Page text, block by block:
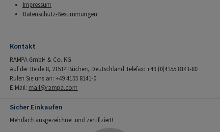
Impressum
Datenschutz-Bestimmungen
Kontakt
RAMPA GmbH & Co. KG
Auf der Heide 8, 21514 Büchen, Deutschland Telefax: +49 (0)4155 8141-80
Rufen Sie uns an: +49 4155 8141-0
E-Mail: mail@rampa.com
Sicher Einkaufen
Mehrfach ausgezeichnet und zertifiziert!